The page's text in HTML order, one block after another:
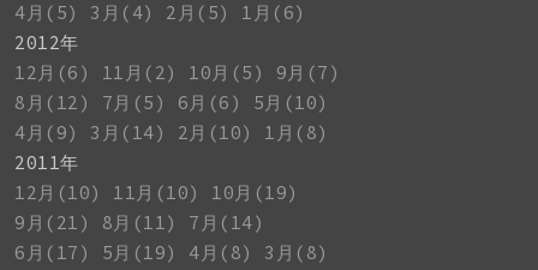
4月(5)
3月(4) 2月(5)
1月(6)
2012年
12月(6)
11月(2) 10月(5)
9月(7)
8月(12)
7月(5) 6月(6)
5月(10)
4月(9)
3月(14) 2月(10)
1月(8)
2011年
12月(10)
11月(10)
10月(19)
9月(21)
8月(11)
7月(14)
6月(17)
5月(19) 4月(8)
3月(8)